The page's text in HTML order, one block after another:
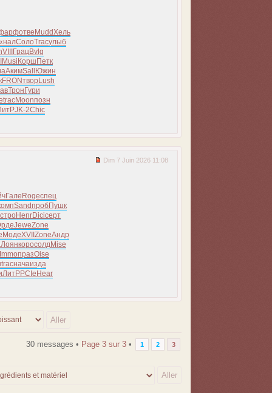
отве MuddХель
СолоTracулыб
VIII ГрацBvlg
Musi Корш Петк
АкимSall Южин
FRONтвор Lush
Трон Гури
tracMoonпозн
JK-2Chic
Dim 7 Juin 2026 11:08
Гале Rogeспец
SandпробПушк
стро HenrDiciсерт
JeweZone
МодеXVII ZoneАндр
ЛоянкоросолдMise
ImmoпразOise
tracначаизда
ЛитРPCIe Hear
30 messages • Page 3sur 3• 1 2 3